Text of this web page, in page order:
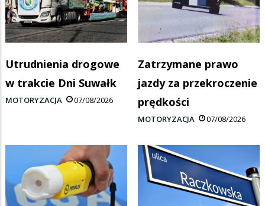
Utrudnienia drogowe
w trakcie Dni Suwałk
MOTORYZACJA 07/08/2026
Zatrzymane prawo
jazdy za przekroczenie
prędkości
MOTORYZACJA 07/08/2026